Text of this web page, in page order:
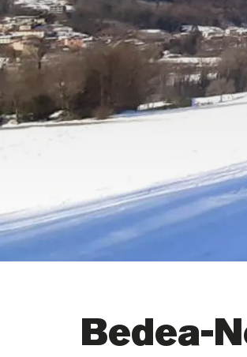
Bedea-